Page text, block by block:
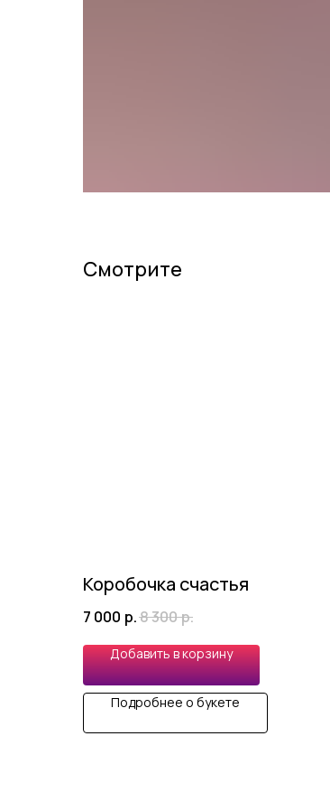
Смотрите
Коробочка счастья
7 000 р.8 300р.
Добавить в корзину
Подробнее о букете